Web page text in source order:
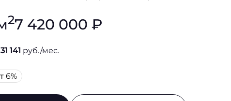
27 420 000 ₽
31 141 руб./мес.
6%